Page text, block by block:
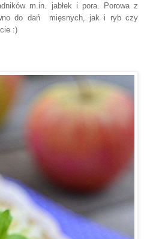
m.in. jabłek i pora. Porowa z
do dań mięsnych, jak i ryb czy
:)